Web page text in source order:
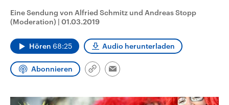
Wahl.
Audio-Archiv
Eine Sendung von Alfried Schmitz und Andreas Stopp
(Moderation) | 01.03.2019
Hören 68:25 Audio herunterladen
Abonnieren
Link
Email